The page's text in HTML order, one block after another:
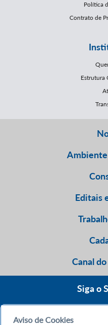
Política
Contrato de
Estrutura
Editais
Canal
Siga o
Aviso de Cookies